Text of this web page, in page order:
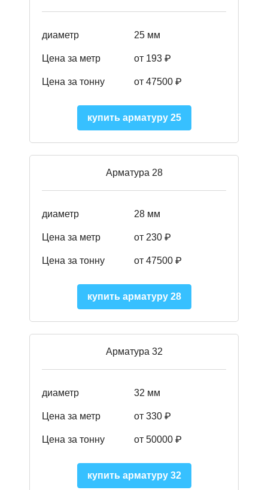
диаметр 25 мм
Цена за метр от 193 ₽
Цена за тонну от 47500 ₽
купить арматуру 25
Арматура 28
диаметр 28 мм
Цена за метр от 230 ₽
Цена за тонну от 47500 ₽
купить арматуру 28
Арматура 32
диаметр 32 мм
Цена за метр от 330 ₽
Цена за тонну от 50000 ₽
купить арматуру 32